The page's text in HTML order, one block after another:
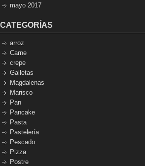
mayo 2017
CATEGORÍAS
arroz
Carne
crepe
Galletas
Magdalenas
Marisco
Pan
Pancake
Pasta
Pastelería
Pescado
Pizza
Postre